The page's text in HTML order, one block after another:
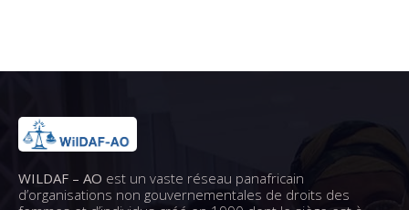
WILDAF – AO est un vaste réseau panafricain
d’organisations non gouvernementales de droits des